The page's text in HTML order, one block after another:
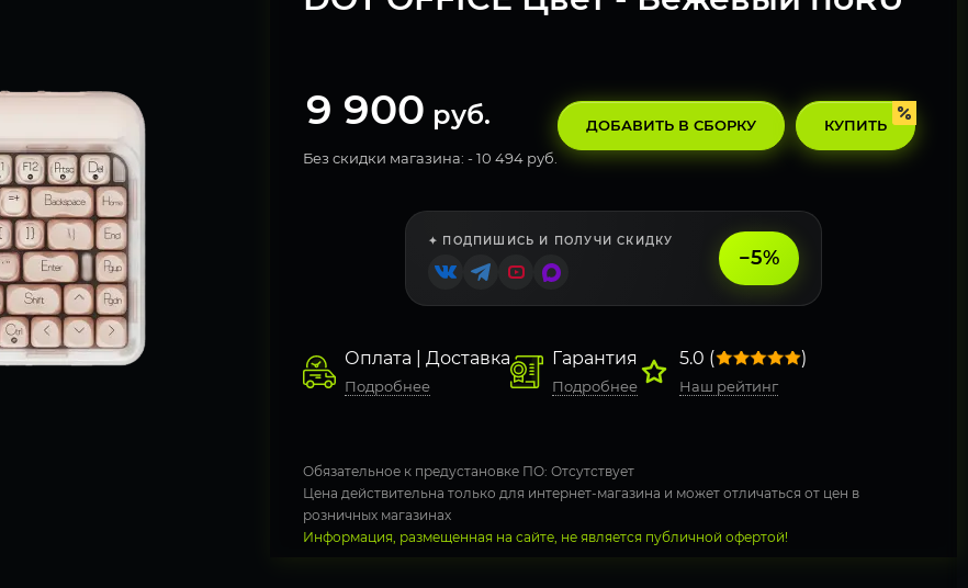
9 900 руб.
Без скидки магазина: -10 494 руб.
ДОБАВИТЬ В СБОРКУ КУПИТЬ
✦ ПОДПИШИСЬ И ПОЛУЧИ СКИДКУ
−5%
Оплата | Доставка
Подробнее
Гарантия
Подробнее
5.0 ( )
Наш рейтинг
Обязательное к предустановке ПО: Отсутствует
Цена действительна только для интернет-магазина и может отличаться от цен в
розничных магазинах
Информация, размещенная на сайте, не является публичной офертой!